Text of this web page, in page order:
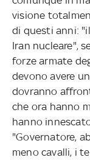
visione
di questi anni:
Iran nucleare",
forze armate
devono avere
dovranno
che ora hanno
hanno
"Governatore,
meno cavalli, i